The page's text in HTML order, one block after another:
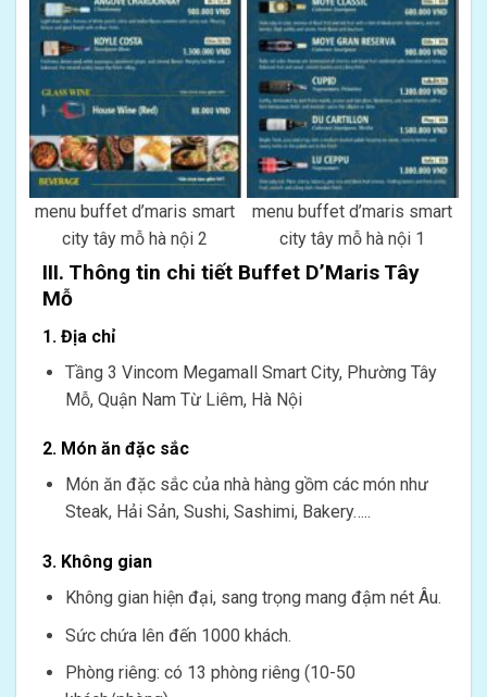
menu buffet d’maris smart
city tây mỗ hà nội 2
menu buffet d’maris smart
city tây mỗ hà nội 1
III. Thông tin chi tiết Buffet D’Maris Tây
Mỗ
1. Địa chỉ
Tầng 3 Vincom Megamall Smart City, Phường Tây
Mỗ, Quận Nam Từ Liêm, Hà Nội
2. Món ăn đặc sắc
Món ăn đặc sắc của nhà hàng gồm các món như
Steak, Hải Sản, Sushi, Sashimi, Bakery…..
3. Không gian
Không gian hiện đại, sang trọng mang đậm nét Âu.
Sức chứa lên đến 1000 khách.
Phòng riêng: có 13 phòng riêng (10-50